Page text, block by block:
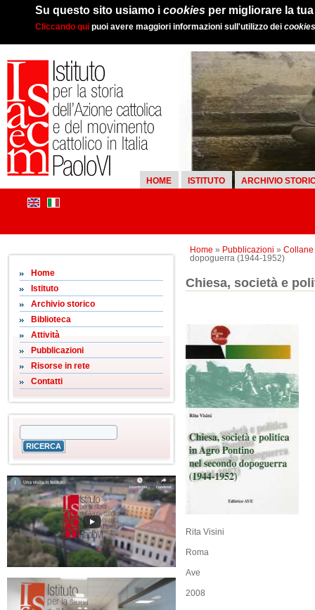
Su questo sito usiamo i cookies per migliorare la
Cliccando qui puoi avere maggiori informazioni sull'utilizzo dei cookies
HOME ISTITUTO ARCHIVIO
Home » Pubblicazioni » Collane
dopoguerra (1944-1952)
Home
Istituto
Archivio storico
Biblioteca
Attività
Pubblicazioni
Risorse in rete
Contatti
Chiesa, società e
Rita Visini
Roma
Ave
2008